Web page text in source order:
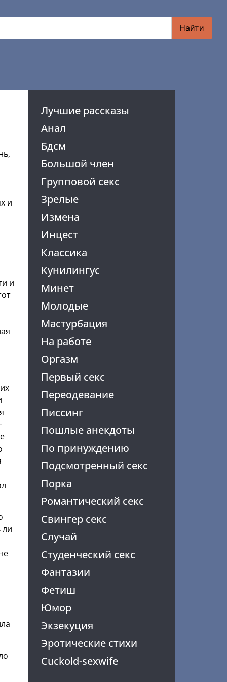
Найти
Лучшие рассказы
Анал
Бдсм
Большой член
Групповой секс
Зрелые
Измена
Инцест
Классика
Кунилингус
Минет
Молодые
Мастурбация
На работе
Оргазм
Первый секс
Переодевание
Писсинг
Пошлые анекдоты
По принуждению
Подсмотренный секс
Порка
Романтический секс
Свингер секс
Случай
Студенческий секс
Фантазии
Фетиш
Юмор
Экзекуция
Эротические стихи
Cuckold-sexwife
и
и
ли